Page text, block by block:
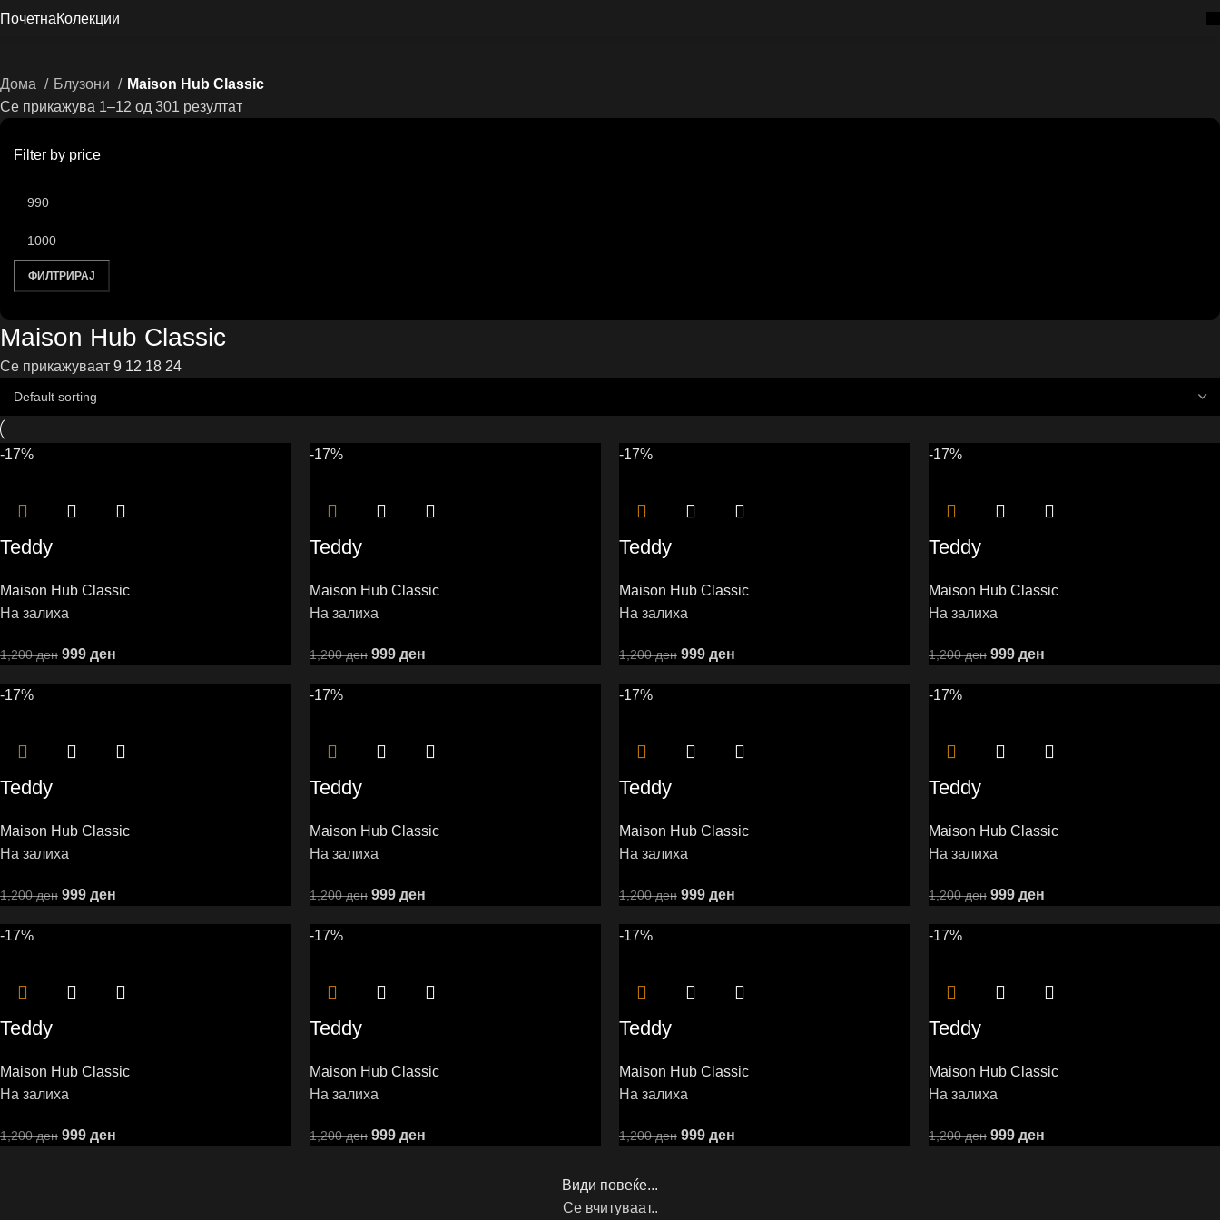
ПочетнаКолекции
Дома Блузони
Maison Hub Classic
Се прикажува 1–12 од 301 резултат
Filter by price
ФИЛТРИРАЈ
Maison Hub Classic
Се прикажуваат 9 12 18 24
-17%
Teddy
Maison Hub Classic
На залиха
1,200ден 999 ден
-17%
Teddy
Maison Hub Classic
На залиха
1,200ден 999 ден
-17%
Teddy
Maison Hub Classic
На залиха
1,200ден 999 ден
-17%
Teddy
Maison Hub Classic
На залиха
1,200ден 999 ден
-17%
Teddy
Maison Hub Classic
На залиха
1,200ден 999 ден
-17%
Teddy
Maison Hub Classic
На залиха
1,200ден 999 ден
-17%
Teddy
Maison Hub Classic
На залиха
1,200ден 999 ден
-17%
Teddy
Maison Hub Classic
На залиха
1,200ден 999 ден
-17%
Teddy
Maison Hub Classic
На залиха
1,200ден 999 ден
-17%
Teddy
Maison Hub Classic
На залиха
1,200ден 999 ден
-17%
Teddy
Maison Hub Classic
На залиха
1,200ден 999 ден
-17%
Teddy
Maison Hub Classic
На залиха
1,200ден 999 ден
Види повеќе...
Се вчитуваат..